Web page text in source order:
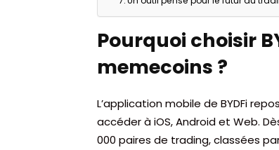
Pourquoi choisir
memecoins ?
L’application mobile de BYDFi
accéder à iOS, Android et Web.
000 paires de trading, classées